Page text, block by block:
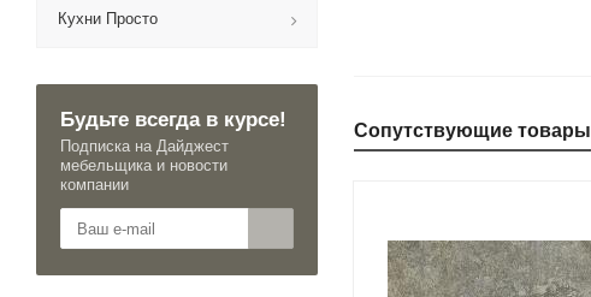
Сопутствующие товары
Кухни Просто
Будьте всегда в курсе!
Подписка на Дайджест
мебельщика и новости
компании